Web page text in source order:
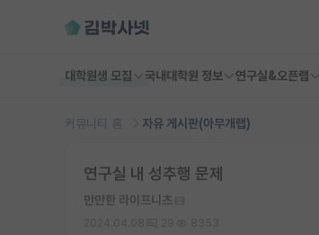
대학원생 모집 국내대학원 정보 연구실&오픈랩
커뮤니티 홈 자유 게시판(아무개랩)
연구실 내 성추행 문제
만만한 라이프니츠